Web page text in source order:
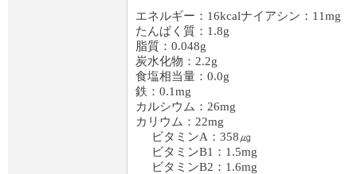
エネルギー：16kcal
たんぱく質：1.8g
脂質：0.048g
炭水化物：2.2g
食塩相当量：0.0g
鉄：0.1mg
カルシウム：26mg
カリウム：22mg
ナイアシン：11mg
ビタミンA：358㎍
ビタミンB1：1.5mg
ビタミンB2：1.6mg